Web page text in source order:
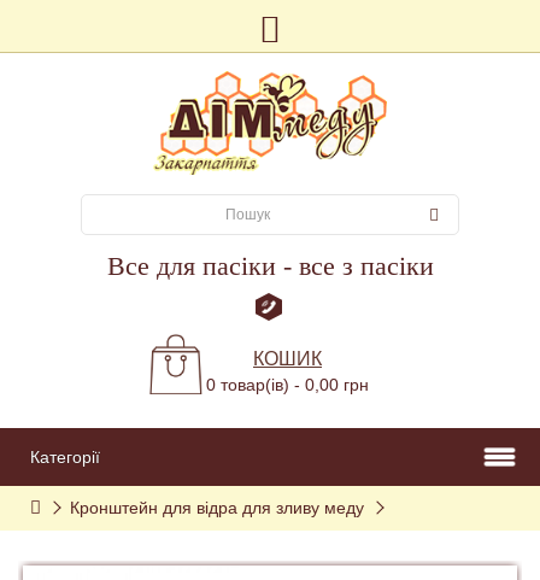
Все для пасіки - все з пасіки
КОШИК
0 товар(ів) - 0,00 грн
Категорії
Кронштейн для відра для зливу меду